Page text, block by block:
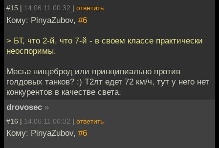
#15 | 14.06.11 00:32 | ответить
Кому: PinyaZubov, #6
> БТ, что 2-й, что 7-й - в своем классе практически
неоспоримы.
Месье нищеброд или принципиально против
голдовых танков? :) Т2лт едет 72 км/ч, тут у него нет
конкурентов в качестве света.
drovosec »
#16 | 14.06.11 00:32 | ответить
Кому: PinyaZubov, #6